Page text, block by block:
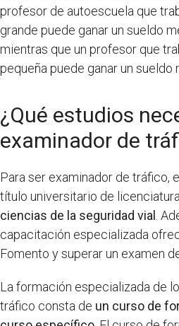
profesor de autoescuela que
grande puede ganar un sueldo
mientras que un profesor que
pequeña puede ganar un sueldo
¿Qué estudios
examinador de
Para ser examinador de tráfico,
título universitario de
ciencias de la seguridad vial .
capacitación especializada
Fomento y superar un examen
La formación especializada de
tráfico consta de un curso de